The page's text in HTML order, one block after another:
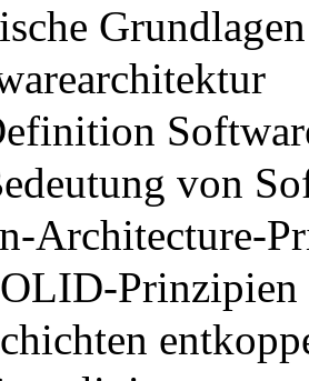
Grundlagen
von
Architecture-
Prinzipien